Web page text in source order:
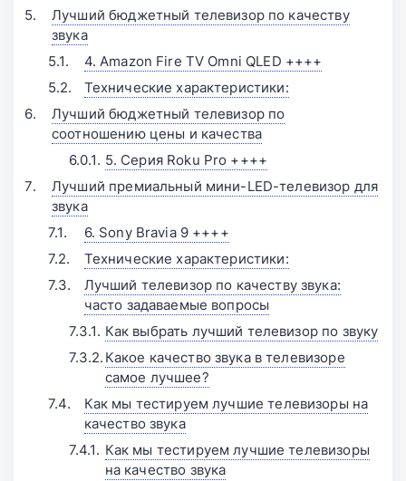
Лучший бюджетный телевизор по качеству
звука
4. Amazon Fire TV Omni QLED ++++
Технические характеристики:
Лучший бюджетный телевизор по
соотношению цены и качества
5. Серия Roku Pro ++++
Лучший премиальный мини-LED-телевизор для
звука
6. Sony Bravia 9 ++++
Технические характеристики:
Лучший телевизор по качеству звука:
часто задаваемые вопросы
Как выбрать лучший телевизор по звуку
Какое качество звука в телевизоре
самое лучшее?
Как мы тестируем лучшие телевизоры на
качество звука
Как мы тестируем лучшие телевизоры
на качество звука